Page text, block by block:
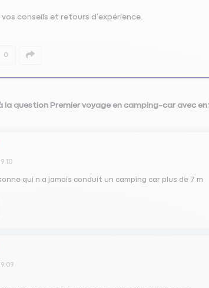
conseils et retours d’expérience.
0
la question Premier voyage en camping-car avec
19:10
qui n a jamais conduit un camping car plus de 7 m